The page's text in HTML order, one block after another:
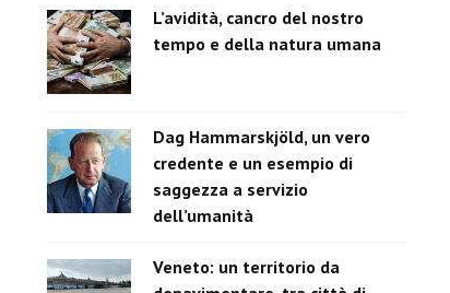
L’avidità, cancro del nostro
tempo e della natura umana
Dag Hammarskjöld, un vero
credente e un esempio di
saggezza a servizio
dell’umanità
Veneto: un territorio da